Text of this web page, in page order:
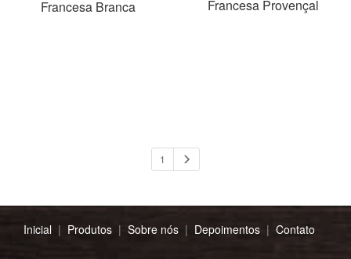
Francesa Branca
Francesa Provençal
1
Inicial | Produtos | Sobre nós | Depoimentos | Contato